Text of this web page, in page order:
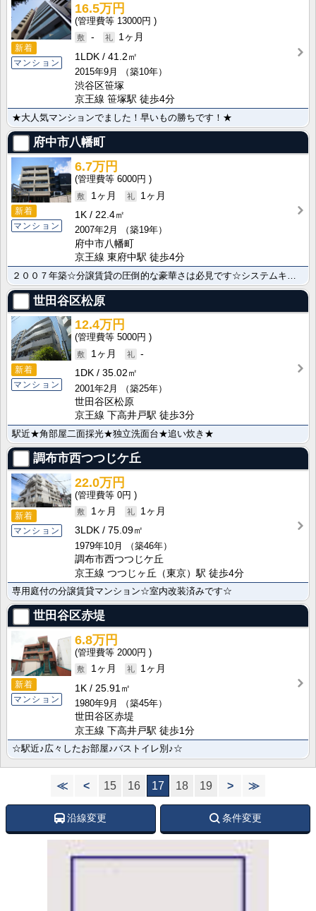
新着
マンション
16.5万円
13000円
-
1ヶ月
1LDK
41.2㎡
2015年9月
（築10年）
渋谷区笹塚
京王線 笹塚駅 徒歩4分
★大人気マンションでました！早いもの勝ちです！★
府中市八幡町
新着
マンション
6.7万円
6000円
1ヶ月
1ヶ月
1K
22.4㎡
2007年2月
（築19年）
府中市八幡町
京王線 東府中駅 徒歩4分
世田谷区松原
新着
マンション
12.4万円
5000円
1ヶ月
-
1DK
35.02㎡
2001年2月
（築25年）
世田谷区松原
京王線 下高井戸駅 徒歩3分
駅近★角部屋二面採光★独立洗面台★追い炊き★
調布市西つつじケ丘
新着
マンション
22.0万円
0円
1ヶ月
1ヶ月
3LDK
75.09㎡
1979年10月
（築46年）
調布市西つつじケ丘
京王線 つつじヶ丘（東京）駅 徒歩4分
専用庭付の分譲賃貸マンション☆室内改装済みです☆
世田谷区赤堤
新着
マンション
6.8万円
2000円
1ヶ月
1ヶ月
1K
25.91㎡
1980年9月
（築45年）
世田谷区赤堤
京王線 下高井戸駅 徒歩1分
☆駅近♪広々したお部屋♪バストイレ別♪☆
≪ < 15 16 17 18 19 > ≫
沿線変更 条件変更